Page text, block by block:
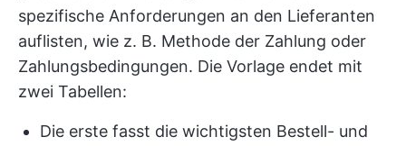
spezifische Anforderungen an den Lieferanten
auflisten, wie z. B. Methode der Zahlung oder
Zahlungsbedingungen. Die Vorlage endet mit
zwei Tabellen:
Die erste fasst die wichtigsten Bestell- und